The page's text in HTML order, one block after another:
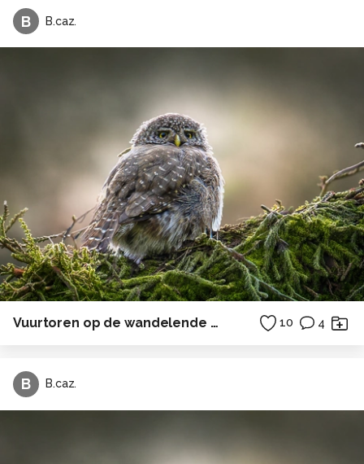
B B.caz.
Vuurtoren op de wandelende duinen Rubjerg Knudde 10 4
B B.caz.